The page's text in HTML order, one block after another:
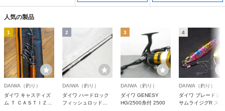
人気の製品
1
DAIWA（釣り）
ダイワ キャスティズ
ム Ｔ ＣＡＳＴＩＺＭ
2
DAIWA（釣り）
ダイワ ハードロック
フィッシュロッド
3
DAIWA（釣り）
ダイワ GENESY
HG/2500糸付 2500
4
DAIWA（釣り）
ダイワ ブレードジグ
サムライジグR スピ